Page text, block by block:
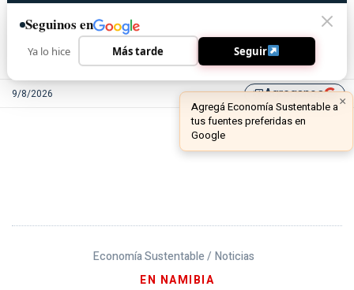
9/8/2026 library_addAgreganos
Economía Sustentable / Noticias
EN NAMIBIA
Seguinos en
Ya lo hice Más tarde Seguir